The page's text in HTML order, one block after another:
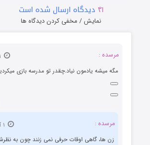
۴۱ دیدگاه ارسال شده است
نمایش / مخفی کردن دیدگاه ها
مرسده :
مگه میشه یادمون نیاد.چقدر تو مدرسه بازی
مرسده :
زن ها، گاهی اوقات حرفی نمی زنند چون به